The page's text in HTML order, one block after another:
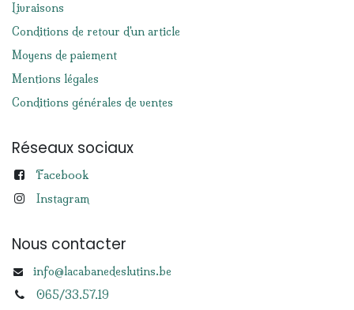
Livraisons
Conditions de retour d'un article
Moyens de paiement
Mentions légales
Conditions générales de ventes
Réseaux sociaux
Facebook
Instagram
Nous contacter
info@lacabanedeslutins.be
065/33.57.19